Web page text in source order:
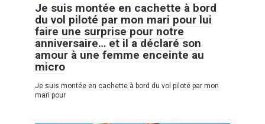
Je suis montée en cachette à bord
du vol piloté par mon mari pour lui
faire une surprise pour notre
anniversaire… et il a déclaré son
amour à une femme enceinte au
micro
Je suis montée en cachette à bord du vol piloté par mon
mari pour